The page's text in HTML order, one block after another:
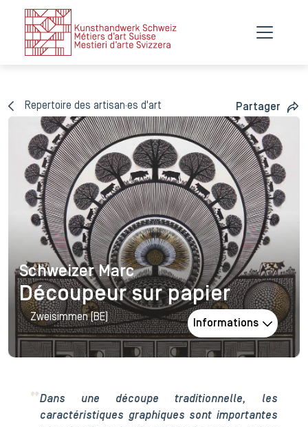
Repertoire des artisan·es d'art Partager
Schweizer Marc
Schweizer Marc
Découpeur sur papier
Zweisimmen (BE)
Informations
Dans une découpe traditionnelle, les
caractéristiques graphiques sont importantes